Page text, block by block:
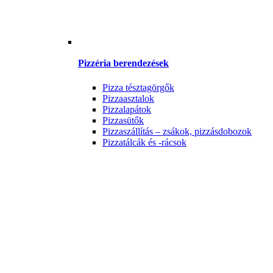
Pizzéria berendezések
Pizza tésztagörgők
Pizzaasztalok
Pizzalapátok
Pizzasütők
Pizzaszállítás – zsákok, pizzásdobozok
Pizzatálcák és -rácsok